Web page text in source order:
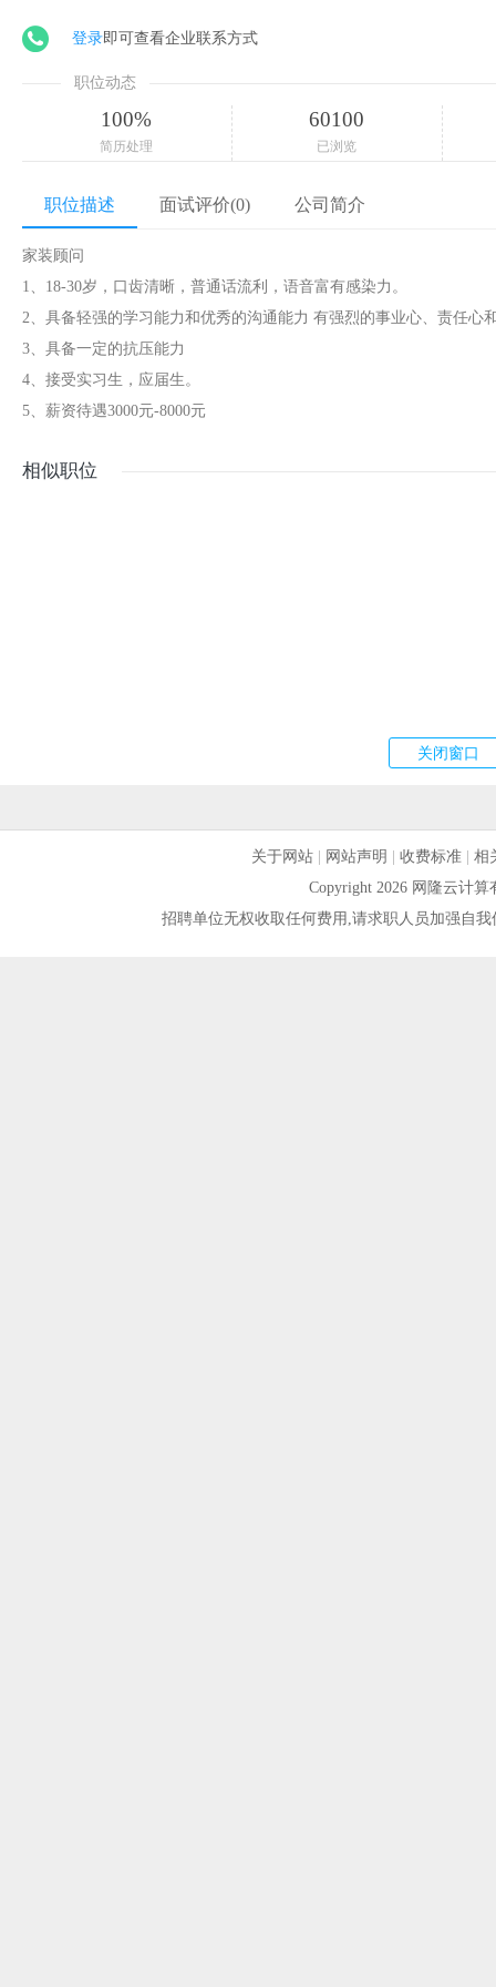
登录即可查看企业联系方式
职位动态
100%
简历处理
60100
已浏览
职位描述 面试评价(0) 公司简介
家装顾问
1、18-30岁，口齿清晰，普通话流利，语音富有感染力。
2、具备轻强的学习能力和优秀的沟通能力 有强烈的事业心、责任心
3、具备一定的抗压能力
4、接受实习生，应届生。
5、薪资待遇3000元-8000元
相似职位
关于网站 网站声明 |收费标准 |相
Copyright 2026 网隆云计
招聘单位无权收取任何费用,请求职人员加强自